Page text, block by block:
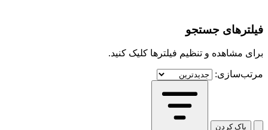
فیلترهای جستجو
برای مشاهده و تنظیم فیلترها کلیک کنید.
مرتب‌سازی:
پاک کردن